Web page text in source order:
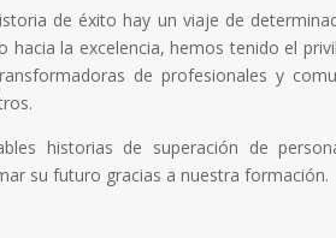
de éxito hay un viaje de
hacia la excelencia, hemos tenido el
de profesionales y
historias de superación de
su futuro gracias a nuestra formación.